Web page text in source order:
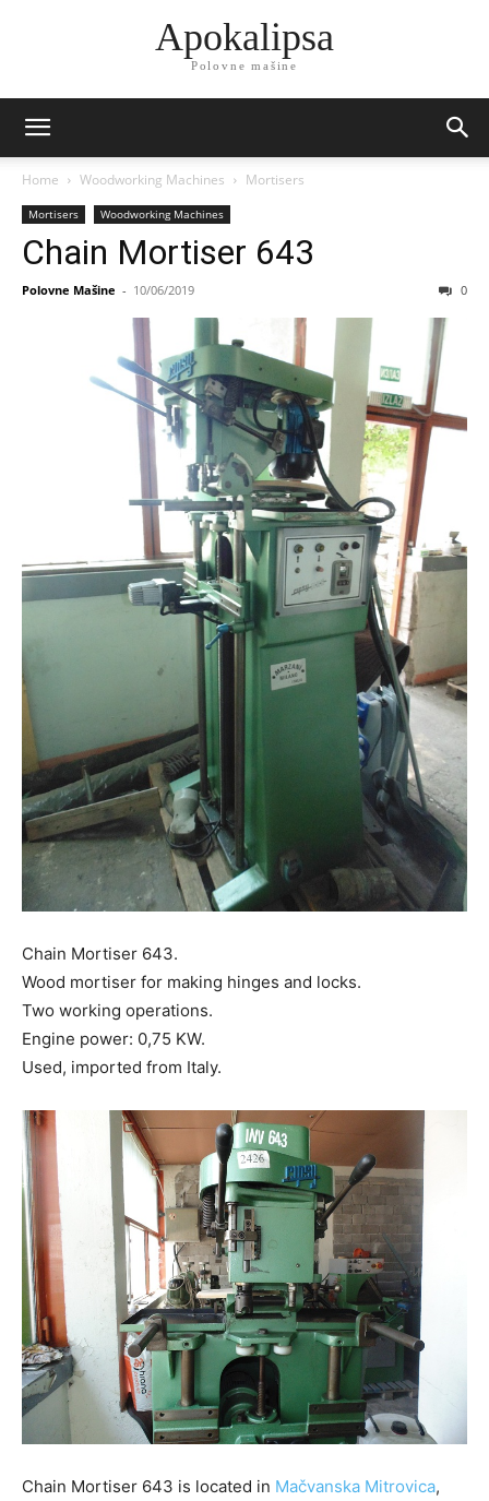
Apokalipsa
Polovne mašine
Home Woodworking Machines Mortisers
Mortisers Woodworking Machines
Chain Mortiser 643
Polovne Mašine - 10/06/2019 0
Chain Mortiser 643.
Wood mortiser for making hinges and locks.
Two working operations.
Engine power: 0,75 KW.
Used, imported from Italy.
Chain Mortiser 643 is located in Mačvanska Mitrovica,